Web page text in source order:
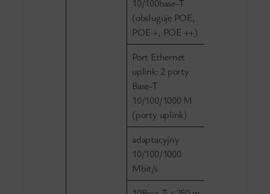
10/100base-T
(obsługuje POE,
POE +, POE ++)
Port Ethernet
uplink: 2 porty
Base-T
10/100/1000 M
(porty uplink)
adaptacyjny
10/100/1000
Mbit/s